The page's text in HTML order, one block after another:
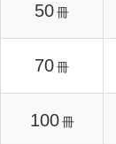
50冊
70冊
100 冊